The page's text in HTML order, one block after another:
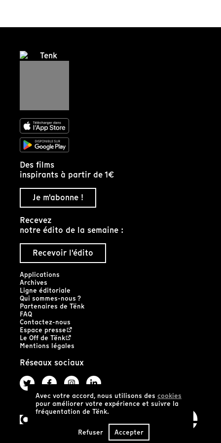
Avec votre accord, nous utilisons des cookies
pour améliorer votre expérience et suivre la
fréquentation de Tënk.
Refuser Accepter
Des films
inspirants à partir de 1€
Je m'abonne !
Recevez
notre édito de la semaine :
Recevoir l'édito
Applications
Archives
Ligne éditoriale
Qui sommes-nous ?
Partenaires de Tënk
FAQ
Contactez-nous
Espace presse
Le Off de Tënk
Mentions légales
Réseaux sociaux